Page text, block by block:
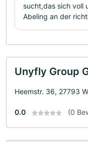
sucht,das sich voll
Abeling an der
Unyfly Group
Heemstr. 36, 27793
0.0 (0